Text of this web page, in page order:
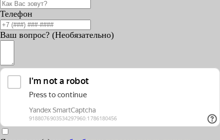
Телефон
Ваш вопрос? (Необязательно)